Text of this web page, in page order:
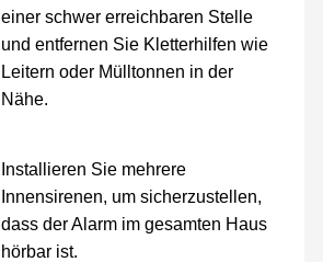
einer schwer erreichbaren Stelle
und entfernen Sie Kletterhilfen wie
Leitern oder Mülltonnen in der
Nähe.
Installieren Sie mehrere
Innensirenen, um sicherzustellen,
dass der Alarm im gesamten Haus
hörbar ist.